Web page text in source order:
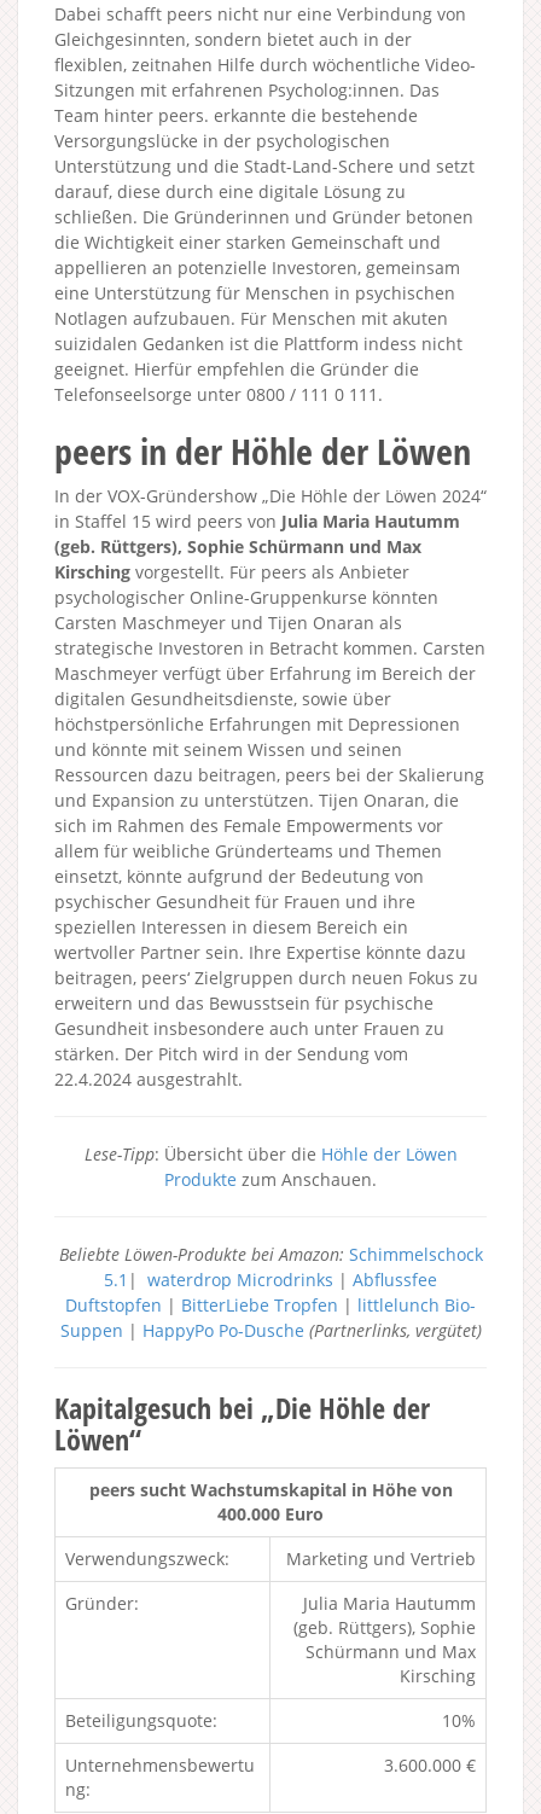
Dabei schafft peers nicht nur eine Verbindung von
Gleichgesinnten, sondern bietet auch in der
flexiblen, zeitnahen Hilfe durch wöchentliche Video-
Sitzungen mit erfahrenen Psycholog:innen. Das
Team hinter peers. erkannte die bestehende
Versorgungslücke in der psychologischen
Unterstützung und die Stadt-Land-Schere und setzt
darauf, diese durch eine digitale Lösung zu
schließen. Die Gründerinnen und Gründer betonen
die Wichtigkeit einer starken Gemeinschaft und
appellieren an potenzielle Investoren, gemeinsam
eine Unterstützung für Menschen in psychischen
Notlagen aufzubauen. Für Menschen mit akuten
suizidalen Gedanken ist die Plattform indess nicht
geeignet. Hierfür empfehlen die Gründer die
Telefonseelsorge unter 0800 / 111 0 111.
peers in der Höhle der Löwen
In der VOX-Gründershow „Die Höhle der Löwen 2024“
in Staffel 15 wird peers von Julia Maria Hautumm
(geb. Rüttgers), Sophie Schürmann und Max
Kirsching vorgestellt. Für peers als Anbieter
psychologischer Online-Gruppenkurse könnten
Carsten Maschmeyer und Tijen Onaran als
strategische Investoren in Betracht kommen. Carsten
Maschmeyer verfügt über Erfahrung im Bereich der
digitalen Gesundheitsdienste, sowie über
höchstpersönliche Erfahrungen mit Depressionen
und könnte mit seinem Wissen und seinen
Ressourcen dazu beitragen, peers bei der Skalierung
und Expansion zu unterstützen. Tijen Onaran, die
sich im Rahmen des Female Empowerments vor
allem für weibliche Gründerteams und Themen
einsetzt, könnte aufgrund der Bedeutung von
psychischer Gesundheit für Frauen und ihre
speziellen Interessen in diesem Bereich ein
wertvoller Partner sein. Ihre Expertise könnte dazu
beitragen, peers‘ Zielgruppen durch neuen Fokus zu
erweitern und das Bewusstsein für psychische
Gesundheit insbesondere auch unter Frauen zu
stärken. Der Pitch wird in der Sendung vom
22.4.2024 ausgestrahlt.
Lese-Tipp: Übersicht über die Höhle der Löwen
Produkte zum Anschauen.
Beliebte Löwen-Produkte bei Amazon: Schimmelschock
5.1 | waterdrop Microdrinks | Abflussfee
Duftstopfen | BitterLiebe Tropfen | littlelunch Bio-
Suppen | HappyPo Po-Dusche (Partnerlinks, vergütet)
Kapitalgesuch bei „Die Höhle der
Löwen“
peers sucht Wachstumskapital in Höhe von
400.000 Euro
Verwendungszweck:
Marketing und Vertrieb
Gründer:
Julia Maria Hautumm
(geb. Rüttgers), Sophie
Schürmann und Max
Kirsching
Beteiligungsquote:
10%
Unternehmensbewertu
ng:
3.600.000 €